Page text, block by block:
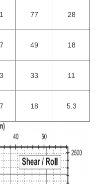
77 28
49 18
33 11
18 5.3